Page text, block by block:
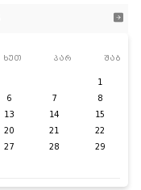
ხუთ პარ შაბ
1
6 7
8
13 14
15
20 21
22
27 28
29